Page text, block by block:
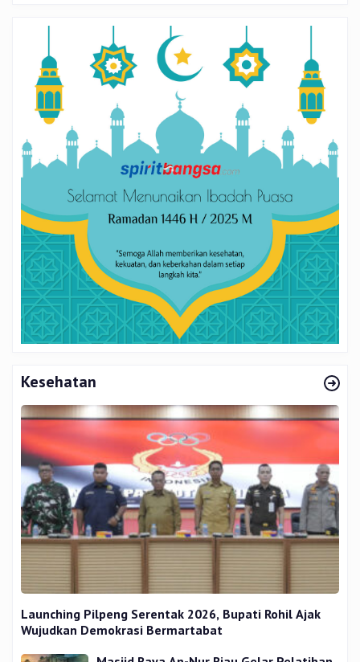
Kesehatan
Launching Pilpeng Serentak 2026, Bupati Rohil Ajak
Wujudkan Demokrasi Bermartabat